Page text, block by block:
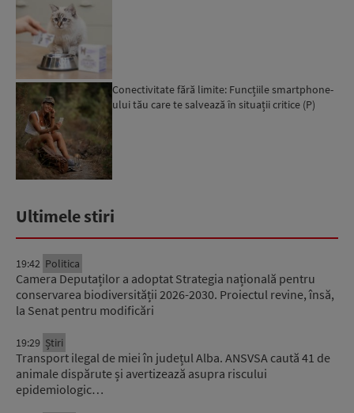
Conectivitate fără limite: Funcțiile smartphone-
ului tău care te salvează în situații critice (P)
Ultimele stiri
19:42 Politica
Camera Deputaților a adoptat Strategia națională pentru
conservarea biodiversității 2026-2030. Proiectul revine, însă,
la Senat pentru modificări
19:29 Știri
Transport ilegal de miei în județul Alba. ANSVSA caută 41 de
animale dispărute și avertizează asupra riscului
epidemiologic…